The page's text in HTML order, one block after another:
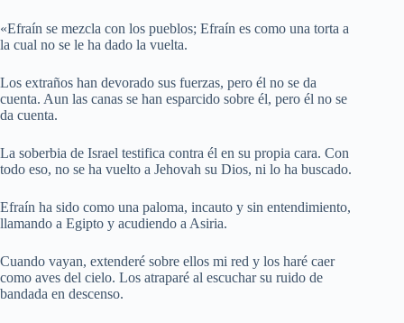
«Efraín se mezcla con los pueblos; Efraín es como una torta a
la cual no se le ha dado la vuelta.
Los extraños han devorado sus fuerzas, pero él no se da
cuenta. Aun las canas se han esparcido sobre él, pero él no se
da cuenta.
La soberbia de Israel testifica contra él en su propia cara. Con
todo eso, no se ha vuelto a Jehovah su Dios, ni lo ha buscado.
Efraín ha sido como una paloma, incauto y sin entendimiento,
llamando a Egipto y acudiendo a Asiria.
Cuando vayan, extenderé sobre ellos mi red y los haré caer
como aves del cielo. Los atraparé al escuchar su ruido de
bandada en descenso.